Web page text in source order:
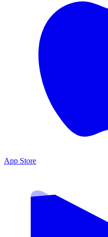
App Store